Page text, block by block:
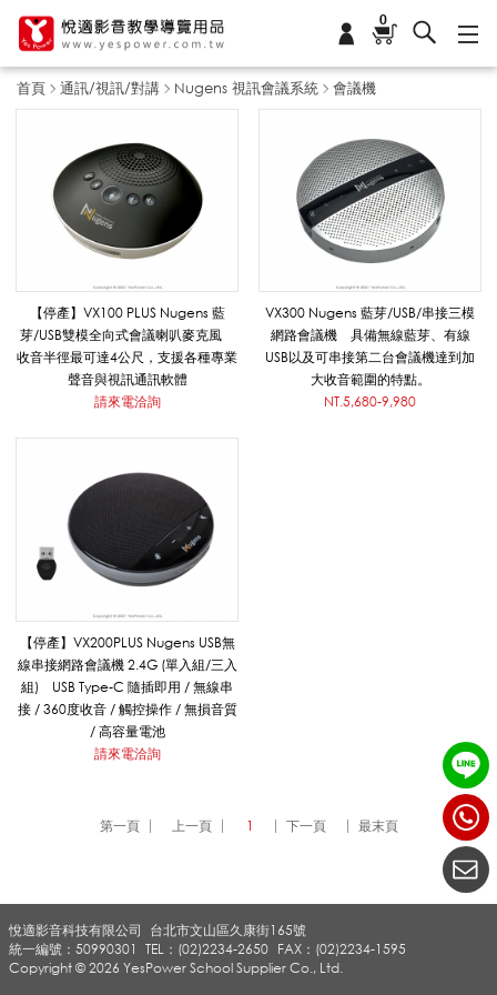
0
首頁 通訊/視訊/對講 Nugens 視訊會議系統 會議機
機
u
g
e
視
【停產】VX100 PLUS Nugens 藍
芽/USB雙模全向式會議喇叭麥克風
收音半徑最可達4公尺，支援各種專業
聲音與視訊通訊軟體
請來電洽詢
VX300 Nugens 藍芽/USB/串接三模
網路會議機 具備無線藍芽、有線
USB以及可串接第二台會議機達到加
大收音範圍的特點。
NT.5,680-9,980
【停產】VX200PLUS Nugens USB無
線串接網路會議機 2.4G (單入組/三入
組) USB Type-C 隨插即用 / 無線串
接 / 360度收音 / 觸控操作 / 無損音質
/ 高容量電池
請來電洽詢
第一頁 上一頁 1 下一頁 最末頁
悅適影音科技有限公司
TEL：(02)2234-2650 FAX：(02)2234-1595
台北市文山區久康街165號
統一編號：50990301
Copyright © 2026 YesPower School Supplier Co., Ltd.